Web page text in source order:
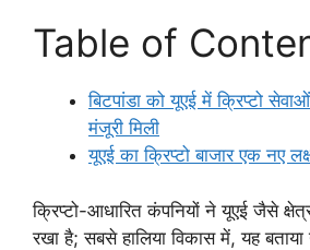
Table of
बिटपांडा को यूएई में क्रिप्टो
मंजूरी मिली
यूएई का क्रिप्टो बाजार एक नए
क्रिप्टो-आधारित कंपनियों ने यूएई जैसे
रखा है; सबसे हालिया विकास में, यह बताया